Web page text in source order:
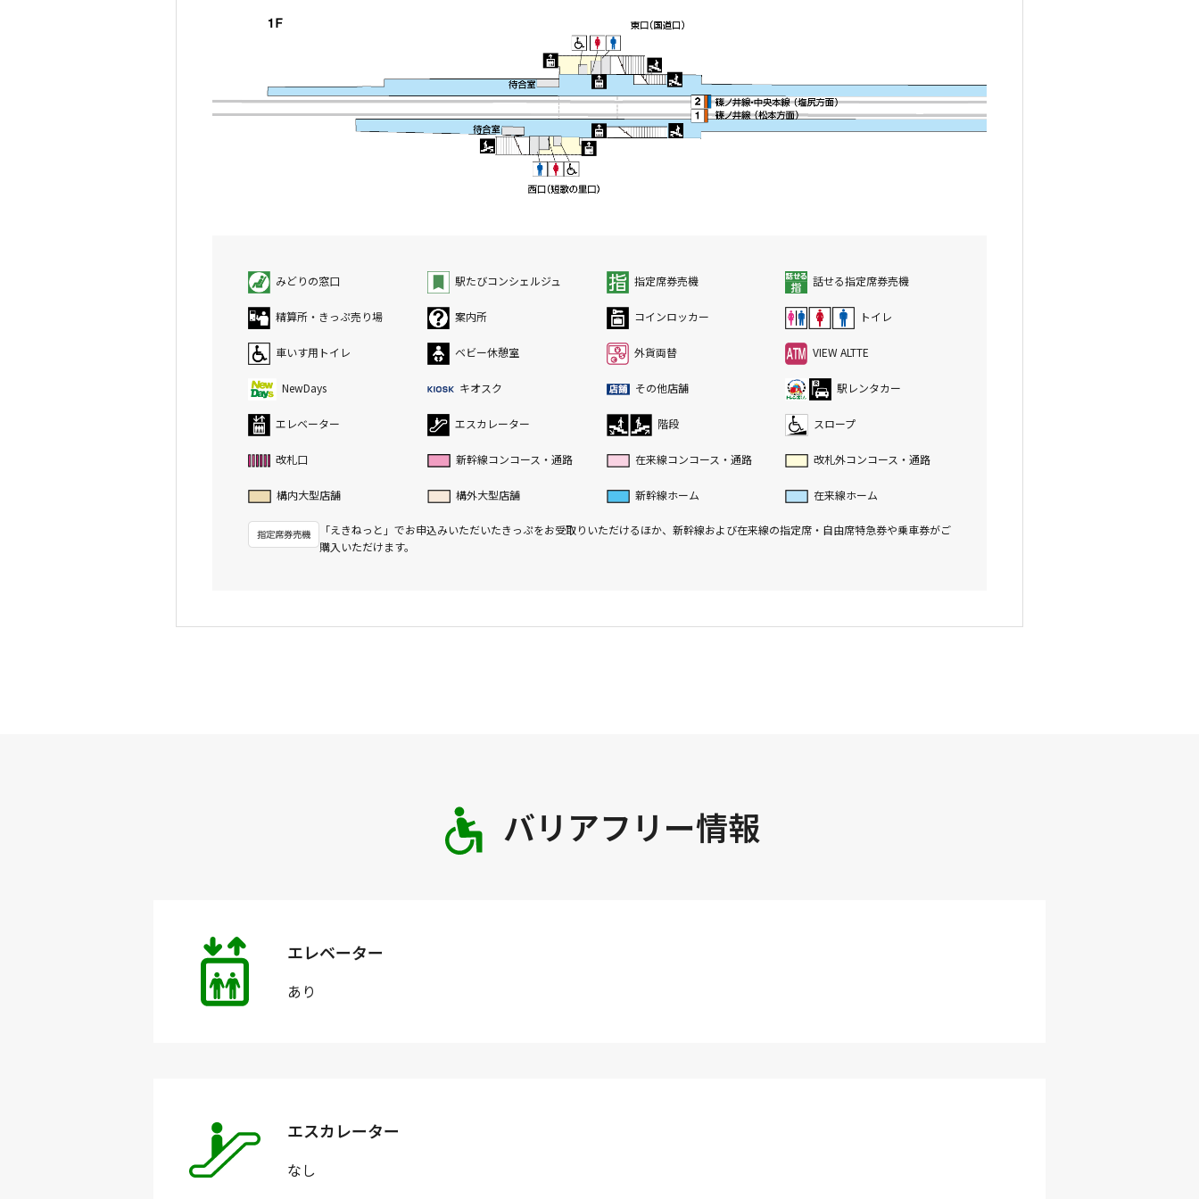
みどりの窓口 駅たびコンシェルジュ 指定席券売機 話せる指定席券売機
精算所・きっぷ売り場 案内所 コインロッカー トイレ
車いす用トイレ ベビー休憩室 外貨両替 VIEW ALTTE
NewDays キオスク その他店舗 駅レンタカー
エレベーター エスカレーター 階段 スロープ
改札口 新幹線コンコース・通路 在来線コンコース・通路 改札外コンコース・通路
構内大型店舗 構外大型店舗 新幹線ホーム 在来線ホーム
「えきねっと」でお申込みいただいたきっぷをお受取りいただけるほか、新幹線および在来線の指定席・自由席特急券や乗車券がご
購入いただけます。
バリアフリー情報
エレベーター
あり
エスカレーター
なし